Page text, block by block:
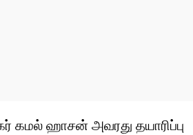
கமல் ஹாசன் அவரது தயாரிப்பு